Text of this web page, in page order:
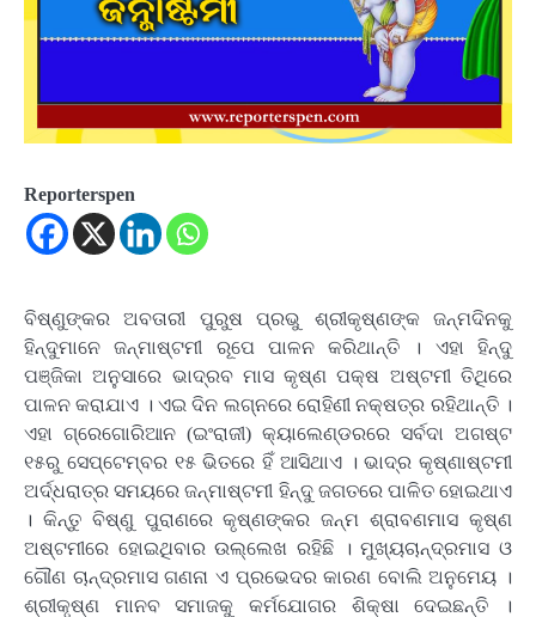
Reporterspen
ବିଷ୍ଣୁଙ୍କର ଅବତାରୀ ପୁରୁଷ ପ୍ରଭୁ ଶ୍ରୀକୃଷ୍ଣଙ୍କ ଜନ୍ମଦିନକୁ
ହିନ୍ଦୁମାନେ ଜନ୍ମାଷ୍ଟମୀ ରୂପେ ପାଳନ କରିଥାନ୍ତି । ଏହା ହିନ୍ଦୁ
ପଞ୍ଜିକା ଅନୁସାରେ ଭାଦ୍ରବ ମାସ କୃଷ୍ଣ ପକ୍ଷ ଅଷ୍ଟମୀ ତିଥିରେ
ପାଳନ କରାଯାଏ । ଏଇ ଦିନ ଲଗ୍ନରେ ରୋହିଣୀ ନକ୍ଷତ୍ର ରହିଥାନ୍ତି ।
ଏହା ଗ୍ରେଗୋରିଆନ (ଇଂରାଜୀ) କ୍ୟାଲେଣ୍ଡରରେ ସର୍ବଦା ଅଗଷ୍ଟ
୧୫ରୁ ସେପ୍ଟେମ୍ବର ୧୫ ଭିତରେ ହିଁ ଆସିଥାଏ । ଭାଦ୍ର କୃଷ୍ଣାଷ୍ଟମୀ
ଅର୍ଦ୍ଧରାତ୍ର ସମୟରେ ଜନ୍ମାଷ୍ଟମୀ ହିନ୍ଦୁ ଜଗତରେ ପାଳିତ ହୋଇଥାଏ
। କିନ୍ତୁ ବିଷ୍ଣୁ ପୁରାଣରେ କୃଷ୍ଣଙ୍କର ଜନ୍ମ ଶ୍ରାବଣମାସ କୃଷ୍ଣ
ଅଷ୍ଟମୀରେ ହୋଇଥିବାର ଉଲ୍ଲେଖ ରହିଛି । ମୁଖ୍ୟଚାନ୍ଦ୍ରମାସ ଓ
ଗୌଣ ଚାନ୍ଦ୍ରମାସ ଗଣନା ଏ ପ୍ରଭେଦର କାରଣ ବୋଲି ଅନୁମେୟ ।
ଶ୍ରୀକୃଷ୍ଣ ମାନବ ସମାଜକୁ କର୍ମଯୋଗର ଶିକ୍ଷା ଦେଇଛନ୍ତି ।